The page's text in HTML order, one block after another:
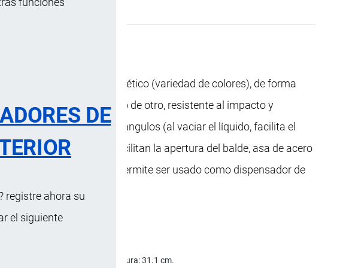
DE
registre ahora su
el siguiente
asa de metal y caño hermético (variedad de colores), de forma
insertar uno dentro de otro, resistente al impacto y
gran rigidez), interior sin ángulos (al vaciar el líquido, facilita el
con 2 lengüetas que facilitan la apertura del balde, asa de acero
hermético el cual le permite ser usado como dispensador de
Diámetro de boca: 29.3 cm; Altura: 31.1 cm.